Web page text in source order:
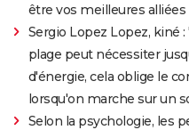
être vos meilleures alliées
Sergio Lopez Lopez, kiné
plage peut nécessiter
d'énergie, cela oblige le
lorsqu'on marche sur un
Selon la psychologie, les